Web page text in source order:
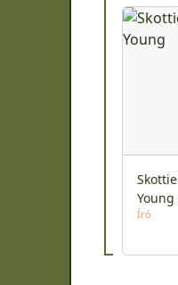
Skottie
Young
Író